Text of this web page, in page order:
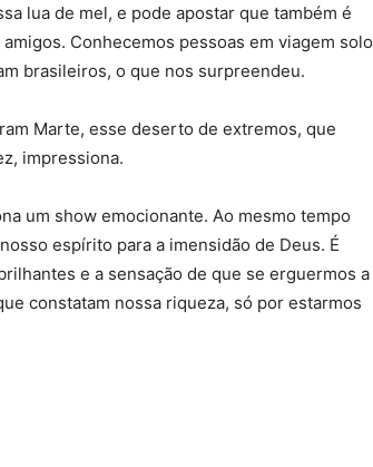
lua de mel, e pode apostar que também é
Conhecemos pessoas em viagem solo
brasileiros, o que nos surpreendeu.
Marte, esse deserto de extremos, que
impressiona.
um show emocionante. Ao mesmo tempo
espírito para a imensidão de Deus. É
e a sensação de que se erguermos a
constatam nossa riqueza, só por estarmos